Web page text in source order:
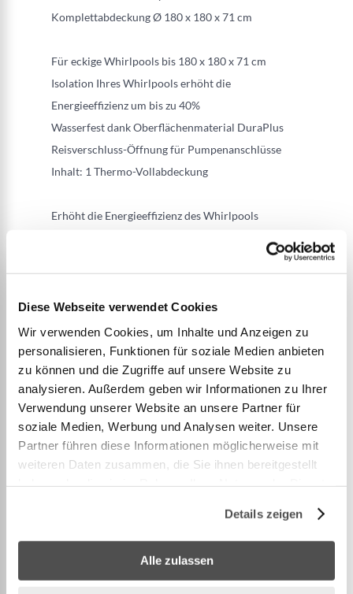
Diese Webseite verwendet Cookies
Wir verwenden Cookies, um Inhalte und Anzeigen zu
personalisieren, Funktionen für soziale Medien anbieten
zu können und die Zugriffe auf unsere Website zu
analysieren. Außerdem geben wir Informationen zu Ihrer
Verwendung unserer Website an unsere Partner für
soziale Medien, Werbung und Analysen weiter. Unsere
Partner führen diese Informationen möglicherweise mit
weiteren Daten zusammen, die Sie ihnen bereitgestellt
Details zeigen
Alle zulassen
Komplettabdeckung Ø 180 x 180 x 71 cm
Für eckige Whirlpools bis 180 x 180 x 71 cm
Isolation Ihres Whirlpools erhöht die
Energieeffizienz um bis zu 40%
Wasserfest dank Oberflächenmaterial DuraPlus
Reisverschluss-Öffnung für Pumpenanschlüsse
Inhalt: 1 Thermo-Vollabdeckung
Erhöht die Energieeffizienz des Whirlpools
oder Anschluss einer externen Pumpe
Passend für eckige Whirlpools bis 180 x 180 x 71
cm
Inhalt: 1 Thermo-Abdeckung
WEITERE INFORMATIONEN